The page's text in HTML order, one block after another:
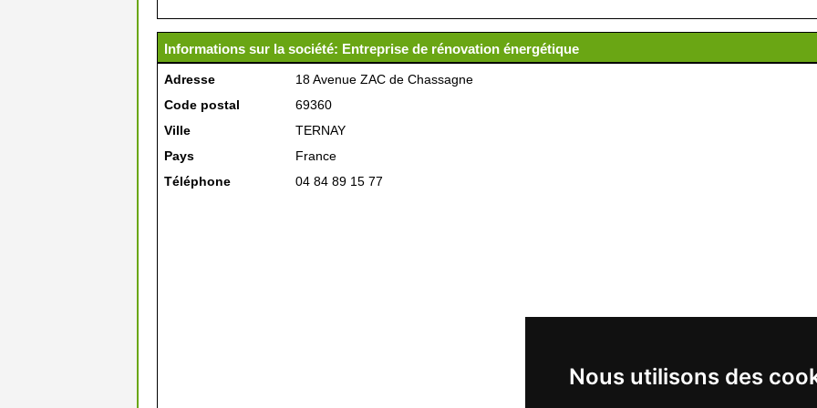
Nous utilisons des
Informations sur la société: Entreprise de rénovation énergétique
Adresse
18 Avenue ZAC de Chassagne
Code postal
69360
Ville
TERNAY
Pays
France
Téléphone
04 84 89 15 77